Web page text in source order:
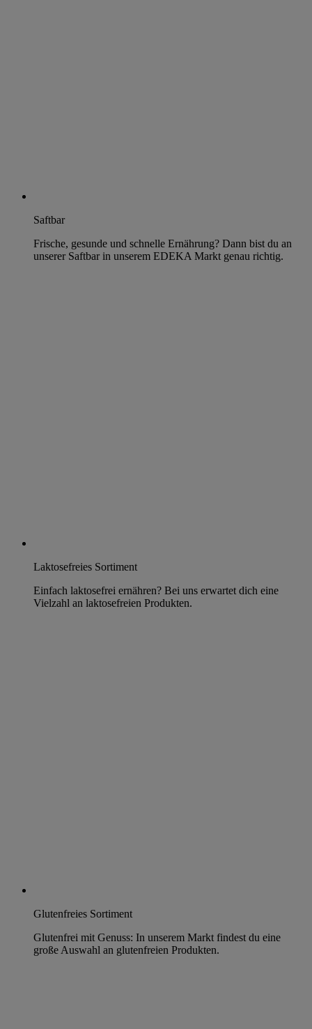
Saftbar
Frische, gesunde und schnelle Ernährung? Dann bist du an
unserer Saftbar in unserem EDEKA Markt genau richtig.
Laktosefreies Sortiment
Einfach laktosefrei ernähren? Bei uns erwartet dich eine
Vielzahl an laktosefreien Produkten.
Glutenfreies Sortiment
Glutenfrei mit Genuss: In unserem Markt findest du eine
große Auswahl an glutenfreien Produkten.